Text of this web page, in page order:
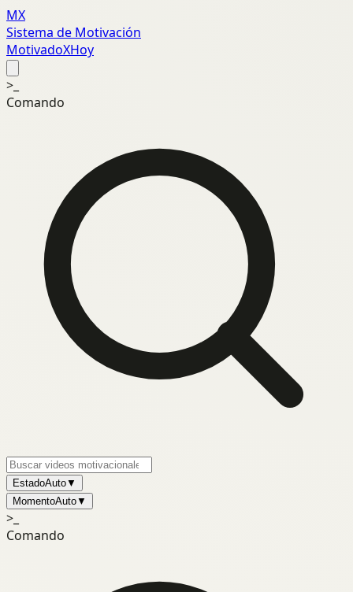
MX
Sistema de Motivación
MotivadoXHoy
>_
Comando
EstadoAuto▼
MomentoAuto▼
>_
Comando